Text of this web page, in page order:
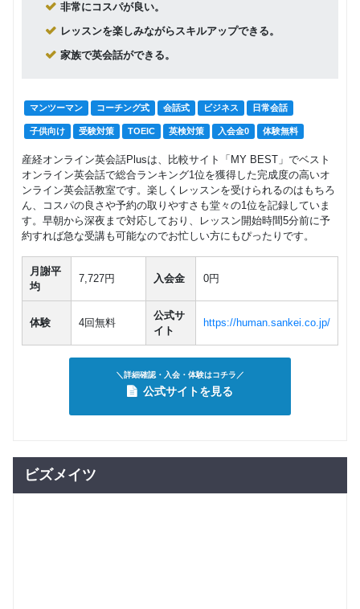
非常にコスパが良い。
レッスンを楽しみながらスキルアップできる。
家族で英会話ができる。
マンツーマン コーチング式 会話式 ビジネス 日常会話
子供向け 受験対策 TOEIC 英検対策 入会金0 体験無料
産経オンライン英会話Plusは、比較サイト「MY BEST」でベスト
オンライン英会話で総合ランキング1位を獲得した完成度の高いオ
ンライン英会話教室です。楽しくレッスンを受けられるのはもちろ
ん、コスパの良さや予約の取りやすさも堂々の1位を記録していま
す。早朝から深夜まで対応しており、レッスン開始時間5分前に予
約すれば急な受講も可能なのでお忙しい方にもぴったりです。
月謝平
均
7,727円 入会金 0円
体験 4回無料
公式サ
イト
https://human.sankei.co.jp/
＼詳細確認・入会・体験はコチラ／
公式サイトを見る
ビズメイツ